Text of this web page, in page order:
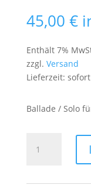
45,00 €
Enthält 7%
zzgl. Versand
Lieferzeit:
Ballade / Solo
Menge